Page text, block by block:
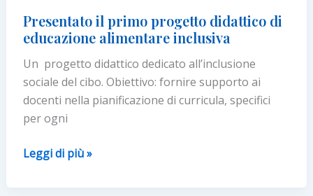
SERVIZIO
Presentato il primo progetto didattico di
educazione alimentare inclusiva
Un progetto didattico dedicato all’inclusione
sociale del cibo. Obiettivo: fornire supporto ai
docenti nella pianificazione di curricula, specifici
per ogni
Presentato
Leggi di più »